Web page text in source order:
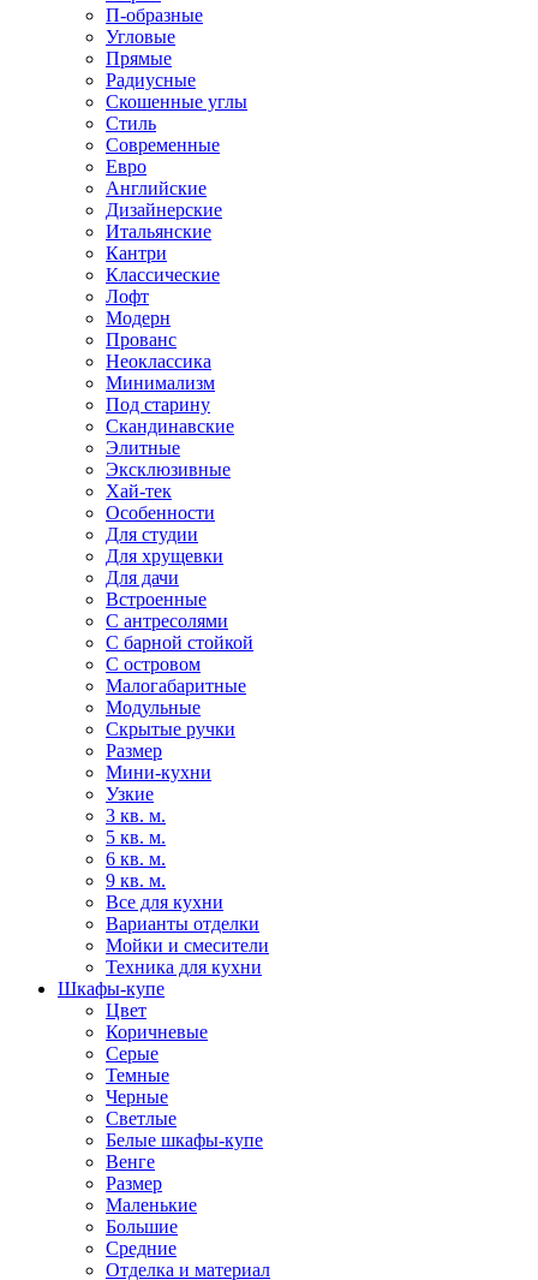
П-образные
Угловые
Прямые
Радиусные
Скошенные углы
Стиль
Современные
Евро
Английские
Дизайнерские
Итальянские
Кантри
Классические
Лофт
Модерн
Прованс
Неоклассика
Минимализм
Под старину
Скандинавские
Элитные
Эксклюзивные
Хай-тек
Особенности
Для студии
Для хрущевки
Для дачи
Встроенные
С антресолями
С барной стойкой
С островом
Малогабаритные
Модульные
Скрытые ручки
Размер
Мини-кухни
Узкие
3 кв. м.
5 кв. м.
6 кв. м.
9 кв. м.
Все для кухни
Варианты отделки
Мойки и смесители
Техника для кухни
Шкафы-купе
Цвет
Коричневые
Серые
Темные
Черные
Светлые
Белые шкафы-купе
Венге
Размер
Маленькие
Большие
Средние
Отделка и материал